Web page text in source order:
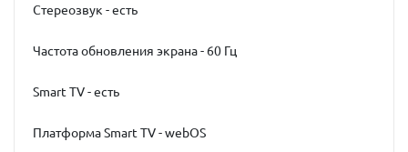
Стереозвук - есть
Частота обновления экрана - 60 Гц
Smart TV - есть
Платформа Smart TV - webOS